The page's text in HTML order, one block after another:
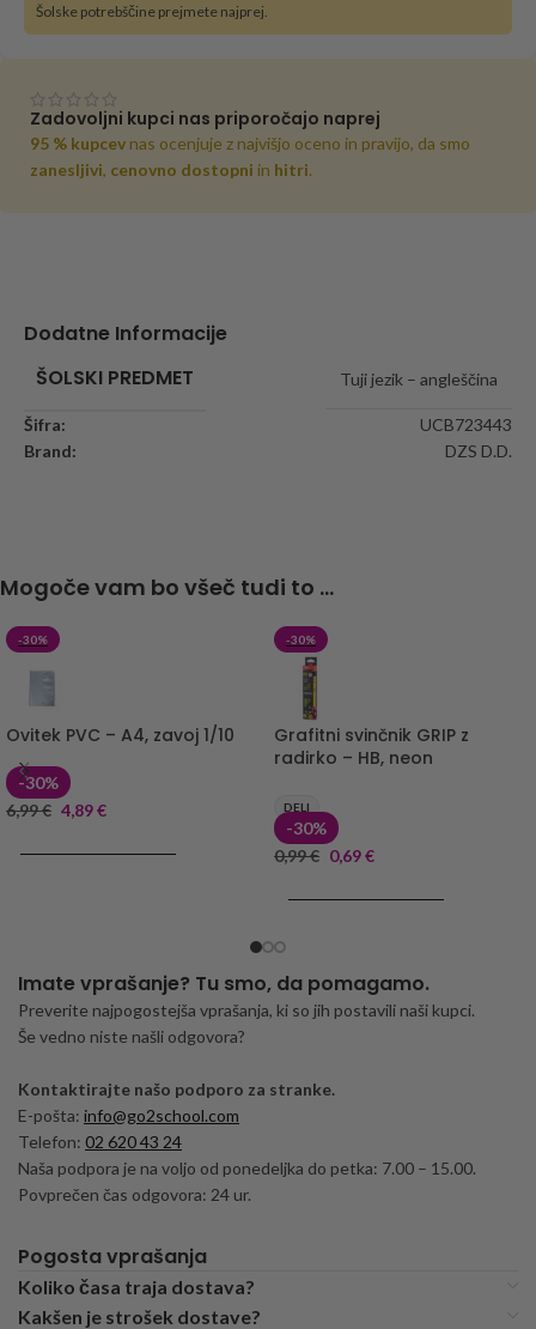
Šolske potrebščine prejmete najprej.
Zadovoljni kupci nas priporočajo naprej
95 % kupcev nas ocenjuje z najvišjo oceno in pravijo, da smo
zanesljivi, cenovno dostopni in hitri.
Dodatne Informacije
ŠOLSKI PREDMET
Tuji jezik – angleščina
Šifra:
UCB723443
Brand:
DZS D.D.
Mogoče vam bo všeč tudi to ...
-30%
Ovitek PVC – A4, zavoj 1/10
-30%
6,99€ 4,89€
-30%
Grafitni svinčnik GRIP z
radirko – HB, neon
DELI
-30%
0,99€ 0,69€
Imate vprašanje? Tu smo, da pomagamo.
Preverite najpogostejša vprašanja, ki so jih postavili naši kupci.
Še vedno niste našli odgovora?
Kontaktirajte našo podporo za stranke.
E-pošta: info@go2school.com
Telefon: 02 620 43 24
Naša podpora je na voljo od ponedeljka do petka: 7.00 – 15.00.
Povprečen čas odgovora: 24 ur.
Pogosta vprašanja
Koliko časa traja dostava?
Kakšen je strošek dostave?